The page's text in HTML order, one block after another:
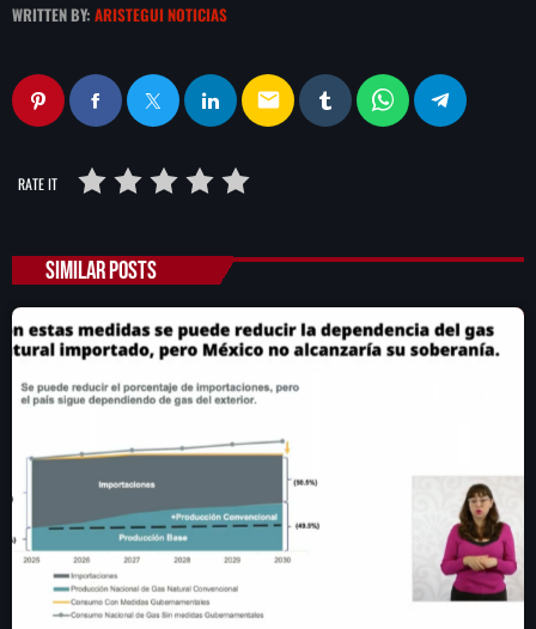
WRITTEN BY: ARISTEGUI NOTICIAS
email
RATE IT
SIMILAR POSTS